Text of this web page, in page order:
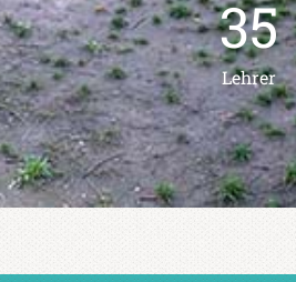
35
Lehrer